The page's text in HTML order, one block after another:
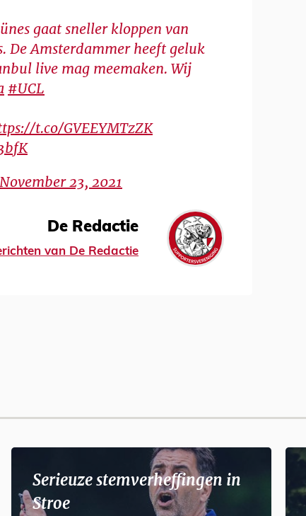
gaat sneller kloppen van
De Amsterdammer heeft geluk
live mag meemaken. Wij
#UCL
t.co/GVEEYMTzZK
November 23, 2021
De Redactie
van De Redactie
Serieuze stemverheffingen in
Stroe